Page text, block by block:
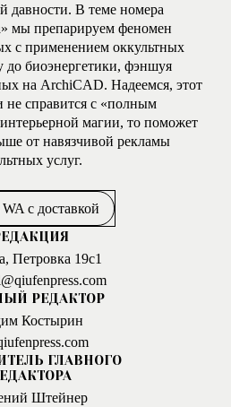
давности. В теме номера
мы препарируем феномен
с применением оккультных
до биоэнергетики, фэншуя
на ArchiCAD. Надеемся, этот
не справится с «полным
магии, то поможет
от навязчивой рекламы
услуг.
с доставкой
Петровка 19с1
РЕДАКТОР
Костырин
ГЛАВНОГО
Штейнер